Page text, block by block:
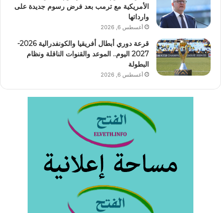
الأمريكية مع ترمب بعد فرض رسوم جديدة على
وارداتها
أغسطس 6, 2026
قرعة دوري أبطال أفريقيا والكونفدرالية 2026-
2027 اليوم.. الموعد والقنوات الناقلة ونظام
البطولة
أغسطس 6, 2026